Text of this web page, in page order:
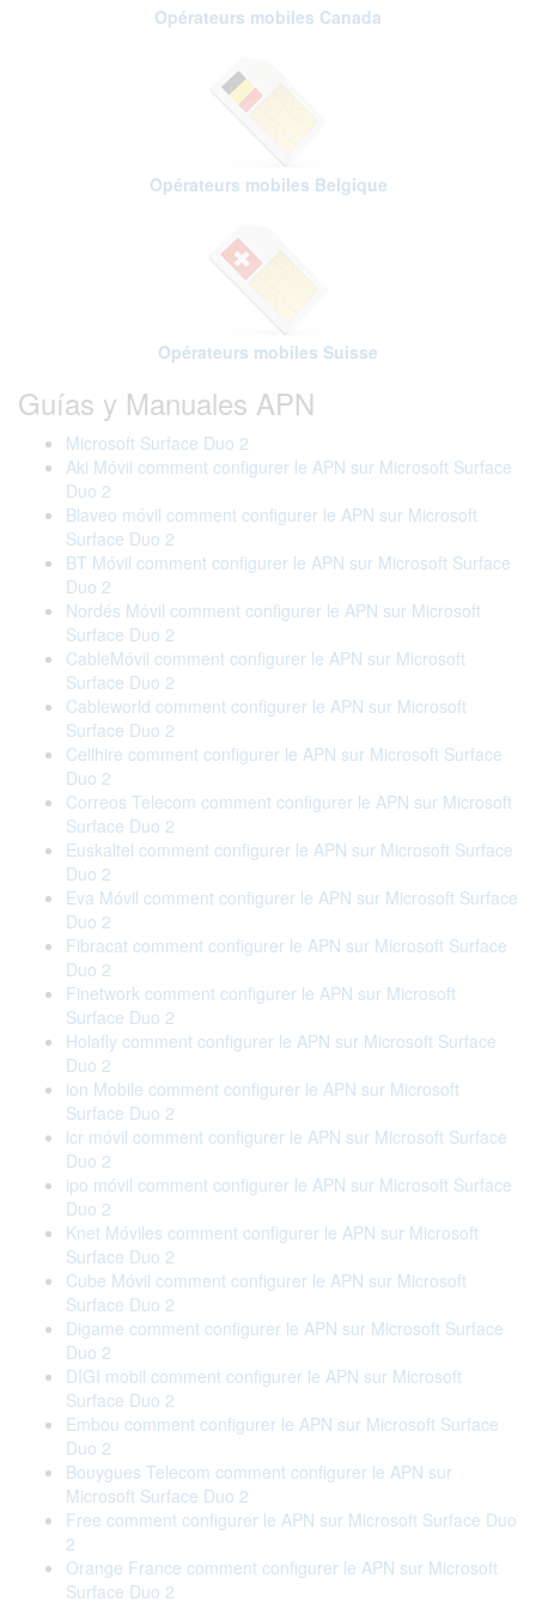
Opérateurs mobiles Canada
Opérateurs mobiles Belgique
Opérateurs mobiles Suisse
Guías y Manuales APN
Microsoft Surface Duo 2
Aki Móvil comment configurer le APN sur Microsoft Surface
Duo 2
Blaveo móvil comment configurer le APN sur Microsoft
Surface Duo 2
BT Móvil comment configurer le APN sur Microsoft Surface
Duo 2
Nordés Móvil comment configurer le APN sur Microsoft
Surface Duo 2
CableMóvil comment configurer le APN sur Microsoft
Surface Duo 2
Cableworld comment configurer le APN sur Microsoft
Surface Duo 2
Cellhire comment configurer le APN sur Microsoft Surface
Duo 2
Correos Telecom comment configurer le APN sur Microsoft
Surface Duo 2
Euskaltel comment configurer le APN sur Microsoft Surface
Duo 2
Eva Móvil comment configurer le APN sur Microsoft Surface
Duo 2
Fibracat comment configurer le APN sur Microsoft Surface
Duo 2
Finetwork comment configurer le APN sur Microsoft
Surface Duo 2
Holafly comment configurer le APN sur Microsoft Surface
Duo 2
ion Mobile comment configurer le APN sur Microsoft
Surface Duo 2
lcr móvil comment configurer le APN sur Microsoft Surface
Duo 2
ipo móvil comment configurer le APN sur Microsoft Surface
Duo 2
Knet Móviles comment configurer le APN sur Microsoft
Surface Duo 2
Cube Móvil comment configurer le APN sur Microsoft
Surface Duo 2
Digame comment configurer le APN sur Microsoft Surface
Duo 2
DIGI mobil comment configurer le APN sur Microsoft
Surface Duo 2
Embou comment configurer le APN sur Microsoft Surface
Duo 2
Bouygues Telecom comment configurer le APN sur
Microsoft Surface Duo 2
Free comment configurer le APN sur Microsoft Surface Duo
2
Orange France comment configurer le APN sur Microsoft
Surface Duo 2